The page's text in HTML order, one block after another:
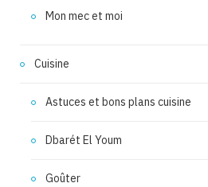
Mon mec et moi
Cuisine
Astuces et bons plans cuisine
Dbarét El Youm
Goûter